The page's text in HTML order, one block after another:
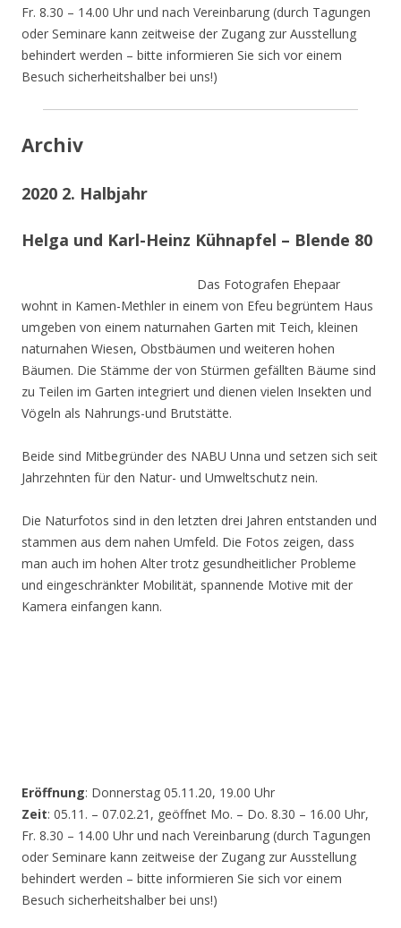
Fr. 8.30 – 14.00 Uhr und nach Vereinbarung (durch Tagungen
oder Seminare kann zeitweise der Zugang zur Ausstellung
behindert werden – bitte informieren Sie sich vor einem
Besuch sicherheitshalber bei uns!)
Archiv
2020 2. Halbjahr
Helga und Karl-Heinz Kühnapfel – Blende 80
Das Fotografen Ehepaar
wohnt in Kamen-Methler in einem von Efeu begrüntem Haus
umgeben von einem naturnahen Garten mit Teich, kleinen
naturnahen Wiesen, Obstbäumen und weiteren hohen
Bäumen. Die Stämme der von Stürmen gefällten Bäume sind
zu Teilen im Garten integriert und dienen vielen Insekten und
Vögeln als Nahrungs-und Brutstätte.
Beide sind Mitbegründer des NABU Unna und setzen sich seit
Jahrzehnten für den Natur- und Umweltschutz nein.
Die Naturfotos sind in den letzten drei Jahren entstanden und
stammen aus dem nahen Umfeld. Die Fotos zeigen, dass
man auch im hohen Alter trotz gesundheitlicher Probleme
und eingeschränkter Mobilität, spannende Motive mit der
Kamera einfangen kann.
Eröffnung: Donnerstag 05.11.20, 19.00 Uhr
Zeit: 05.11. – 07.02.21, geöffnet Mo. – Do. 8.30 – 16.00 Uhr,
Fr. 8.30 – 14.00 Uhr und nach Vereinbarung (durch Tagungen
oder Seminare kann zeitweise der Zugang zur Ausstellung
behindert werden – bitte informieren Sie sich vor einem
Besuch sicherheitshalber bei uns!)